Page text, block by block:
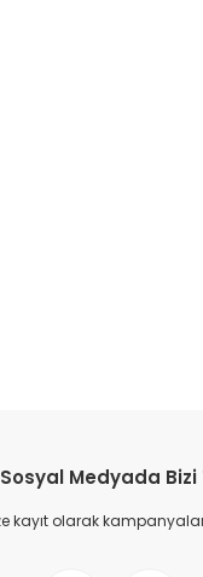
Sosyal Medyada Bizi
kayıt olarak